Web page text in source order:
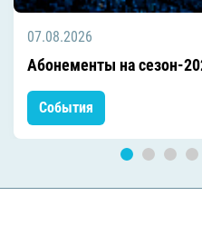
07.08.2026
Абонементы на сезон-
События